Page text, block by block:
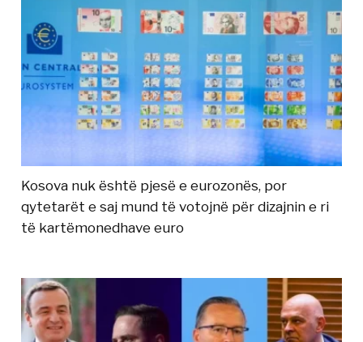
Kosova nuk është pjesë e eurozonës, por
qytetarët e saj mund të votojnë për dizajnin e ri
të kartëmonedhave euro